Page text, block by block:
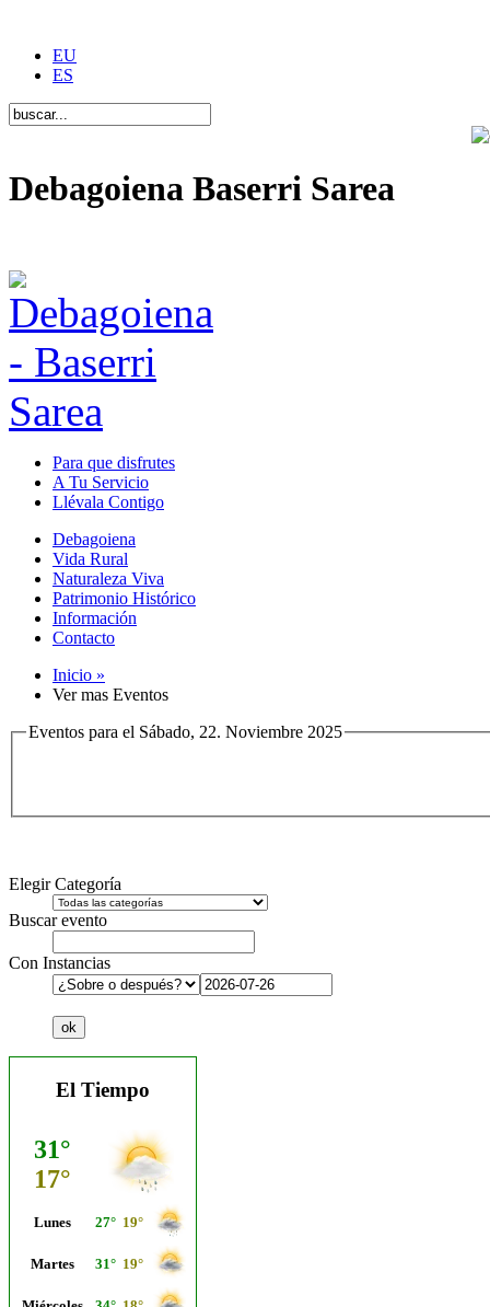
EU
ES
Debagoiena Baserri Sarea
Para que disfrutes
A Tu Servicio
Llévala Contigo
Debagoiena
Vida Rural
Naturaleza Viva
Patrimonio Histórico
Información
Contacto
Inicio »
Ver mas Eventos
Eventos para el Sábado, 22. Noviembre 2025
Elegir Categoría
Buscar evento
Con Instancias
El Tiempo